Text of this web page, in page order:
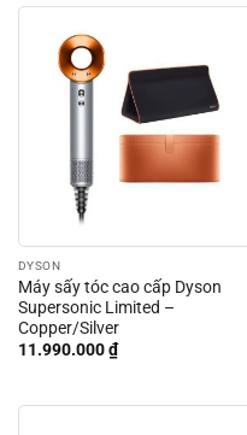
DYSON
Máy sấy tóc cao cấp Dyson
Supersonic Limited –
Copper/Silver
11.990.000₫